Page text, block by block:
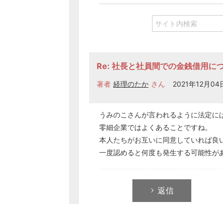
Re: 社長と社員間での金銭借用に
著者 経理のたか さん 2021年12月04
うみのこさんが言われるように法定に
零細企業ではよくあることですね。
本人たちがお互いに同意していれば良
一度認めると何度も発生する可能性が
返信